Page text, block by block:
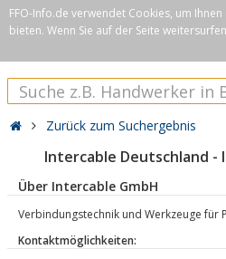
FFO-Info.de verwendet Cookies, um
bieten. Wenn Sie auf der Seite
Zurück zum Suchergebnis
Intercable Deutschland -
Über Intercable GmbH
Verbindungstechnik und Werkzeuge für
Kontaktmöglichkeiten: